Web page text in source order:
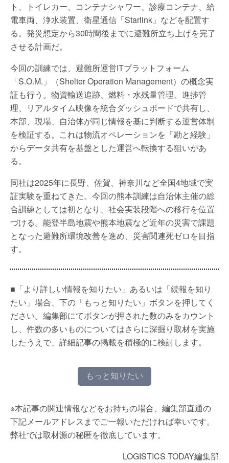
ト、トイレカー、コンテナシャワー、診療コンテナ、給
電車両、浄水装置、衛星通信「Starlink」などを配置す
る。発災想定から30時間後までに避難所立ち上げを完了
させる計画だ。
今回の訓練では、避難所運営ITプラットフォーム
「S.O.M.」（Shelter Operation Management）の概念実
証も行う。物資輸送追跡、燃料・水残量管理、進捗管
理、リアルタイム映像を統合ダッシュボードで共有し、
本部、現場、自治体が同じ情報を基に判断する運営体制
を検証する。これは物流オペレーションを「勘と経験」
からデータ共有を基盤とした運営へ転換する狙いがあ
る。
同社は2025年に長野、佐賀、神奈川など全国4地域で実
証実験を重ねてきた。今回の熊本訓練は自治体主催の総
合訓練としては初となり、社会実装段階への移行を位置
づける。能登半島地震や熊本地震など近年の災害で課題
となった避難所環境改善を進め、災害関連死ゼロを目指
す。
■「より詳しい情報を知りたい」あるいは「続報を知り
たい」場合、下の「もっと知りたい」ボタンを押してく
ださい。編集部にてボタンが押された数のみをカウント
し、件数の多いものについてはさらに深掘り取材を実施
したうえで、詳細記事の掲載を積極的に検討します。
もっと知りたい
※本記事の関連情報などをお持ちの場合、編集部直通の
下記メールアドレスまでご一報いただければ幸いです。
弊社では取材源の秘匿を徹底しています。
LOGISTICS TODAY編集部